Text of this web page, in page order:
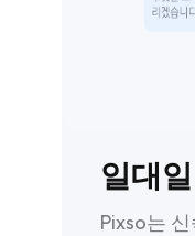
일대
Pixso는